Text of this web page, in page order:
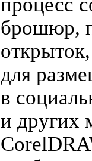
брошюр,
для
в
и других